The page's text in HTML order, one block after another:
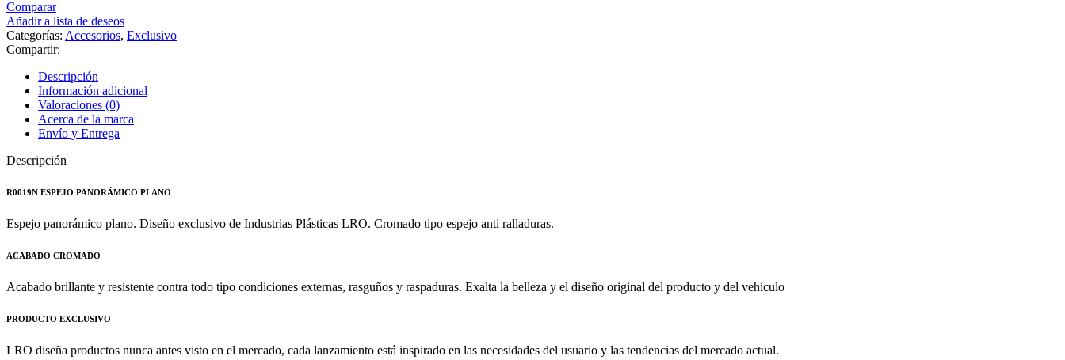
Comparar
Añadir a lista de deseos
Categorías: Accesorios, Exclusivo
Compartir:
Descripción
Información adicional
Valoraciones (0)
Acerca de la marca
Envío y Entrega
Descripción
R0019N ESPEJO PANORÁMICO PLANO
Espejo panorámico plano. Diseño exclusivo de Industrias Plásticas LRO. Cromado tipo espejo anti ralladuras.
ACABADO CROMADO
Acabado brillante y resistente contra todo tipo condiciones externas, rasguños y raspaduras. Exalta la belleza y el diseño original del producto y del vehículo
PRODUCTO EXCLUSIVO
LRO diseña productos nunca antes visto en el mercado, cada lanzamiento está inspirado en las necesidades del usuario y las tendencias del mercado actual.